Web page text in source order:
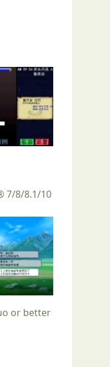
7/8/8.1/10
or better